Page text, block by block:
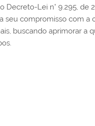
Decreto-Lei n° 9.295, de
seu compromisso com
buscando aprimorar a